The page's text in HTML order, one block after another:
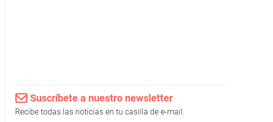
Suscríbete a nuestro newsletter
Recibe todas las noticias en tu casilla de e-mail.